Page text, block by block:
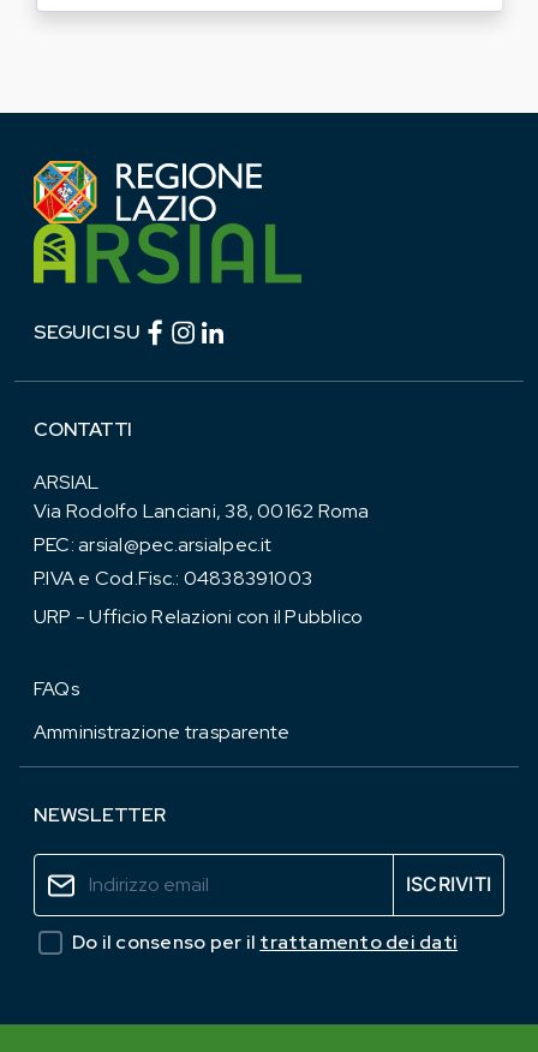
SEGUICI SU Facebook (link esterno)
Instagram (link esterno)
CONTATTI
ARSIAL
Via Rodolfo Lanciani, 38, 00162 Roma
PEC:arsial@pec.arsialpec.it
P.IVA e Cod.Fisc.: 04838391003
URP - Ufficio Relazioni con il Pubblico
FAQs
Amministrazione trasparente
NEWSLETTER
Do il consenso per il trattamento dei dati